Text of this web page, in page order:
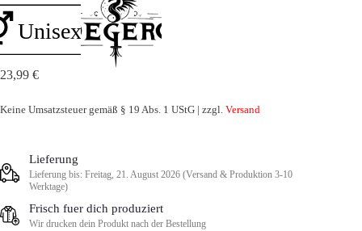
23,99 €
Keine Umsatzsteuer gemäß § 19 Abs. 1 UStG | zzgl. Versand
Lieferung
Lieferung bis: Freitag, 21. August 2026 (Versand & Produktion 3-10
Werktage)
Frisch fuer dich produziert
Wir drucken dein Produkt nach der Bestellung